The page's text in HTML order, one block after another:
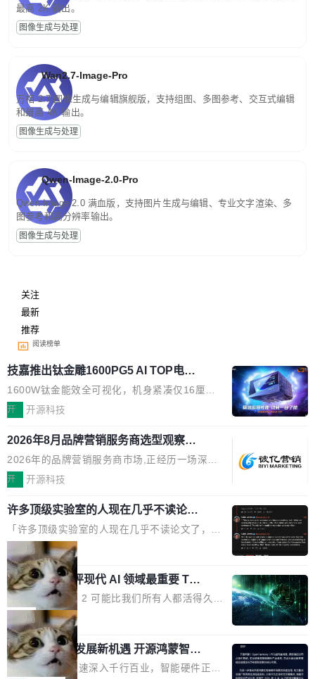
最高 2K 输出。
图像生成与处理
Wan2.7-Image-Pro
万相 2.7 图像生成与编辑旗舰版，支持组图、多图参考、交互式编辑
和最高 4K 输出。
图像生成与处理
Qwen-Image-2.0-Pro
Qwen-Image-2.0 满血版，支持图片生成与编辑、专业文字渲染、多
图参考和高分辨率输出。
图像生成与处理
关注
最新
推荐
阅读榜单
技嘉推出钛金雕1600PG5 AI TOP电
源：为发烧级主机与本地AI算力打造旗
舰供电方案
1600W钛金能效全可视化，机身紧凑仅16厘米
继2026台北电脑展首度亮相后，技嘉科技近日正
电源专为发烧级DIY主机与本地AI算力平台打
造，整机长度仅16厘米，提供1600W额定功率
与80PLUS钛金能效；支持ATX 3.1与PCIe 5.1
实时LCD监控屏，可充分满足当下高阶PC主机
的严苛使用需求。 澎湃功率，紧凑机身 钛金雕1
600PG5 AI TOP具备强悍输出功率，同时实现
机身尺寸大幅精简。整机长度仅16厘米，属于同
功率段机身尺寸十分紧凑的1600W电源产品。小
巧机身有效提升市面主流标准A...
开 开源科技
2026年8月品牌营销服务商选型观察：
从流量思维到品牌资产思维的范式转移
2026年的品牌营销服务商市场,正经历一场深刻
的价值重构。全球全案品牌代理机构市场从2025
复合增长率达5.44%,预计2032年将突破120亿美
元。数字广告与公共关系相关服务市场更是从20
25年的8463亿美元扩张至2026年的8763亿美
元。数字的背后是一个清晰的事实——品牌对专
业化营销服务的需求从未如此迫切。 但市场扩容
的同时,服务商的竞争逻辑正在改变。2026年Top
Agency年度合辑的观察指出,“产品”这个离消费
者最近的载体,在整个品牌营销层面的权重显著变
高了。全域营销服务商的竞争正在从规模转向深
度,案例厚度、全域覆盖、多线协同...
开 开源科技
许多顶级实验室的人现在几乎不读论文
了
「许多顶级实验室的人现在几乎不读论文了，而
且他们认为 ICLR/ICML/NeurIPS 充斥着大量过
度宣传和欺诈。」 OpenAI 研究员 Keller Jorda
n 这条推文引发了广泛讨论。他不是在说风凉
话，他是说出了一个圈内人尽皆知但很少公开捅
破的事实。 Jordan 随后补充了一句软化声明：
「我不认为这些会议上大部分论文都在过度宣传
或造假。问题是，作为读者，如果你筛选出那些
看起来最令人兴奋的论文，那它们大部分都是过
局
xAI 前工程师评现代 AI 领域最重要 Top
3 开源项目
Flash Attention 2 可能比我们所有人都活得久。
这句话不是来自某个技术博客，而是出自 Hieu
Pham 的一条推文。Hieu Pham 是谁？他是 xAI
的早期工程师之一，在 Grok 训练基础设施团队
工作过。近日他在 X 上发了一条帖子，列出了他
局
共商智能硬件发展新机遇 开源鸿蒙智能
硬件开发者日杭州站即将举行
随着万物智联加速深入千行百业，智能硬件正从